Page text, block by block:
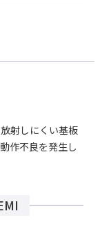
射しにくい基板
作不良を発生し